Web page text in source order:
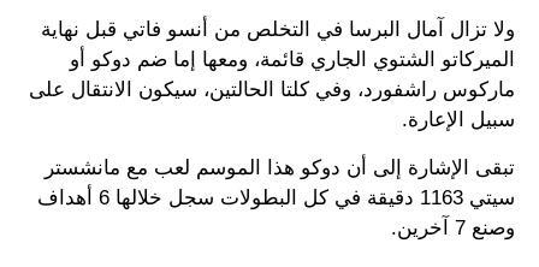
ولا تزال آمال البرسا في التخلص من أنسو فاتي قبل نهاية
الميركاتو الشتوي الجاري قائمة، ومعها إما ضم دوكو أو
ماركوس راشفورد، وفي كلتا الحالتين، سيكون الانتقال على
سبيل الإعارة.
تبقى الإشارة إلى أن دوكو هذا الموسم لعب مع مانشستر
سيتي 1163 دقيقة في كل البطولات سجل خلالها 6 أهداف
وصنع 7 آخرين.